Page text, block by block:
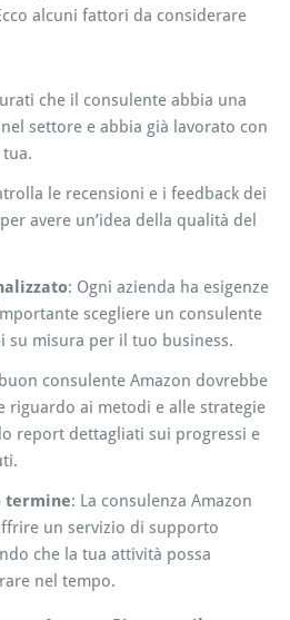
alcuni fattori da considerare
che il consulente abbia una
settore e abbia già lavorato con
le recensioni e i feedback dei
avere un’idea della qualità del
: Ogni azienda ha esigenze
scegliere un consulente
su misura per il tuo business.
consulente Amazon dovrebbe
riguardo ai metodi e alle strategie
report dettagliati sui progressi e
termine: La consulenza Amazon
un servizio di supporto
che la tua attività possa
nel tempo.